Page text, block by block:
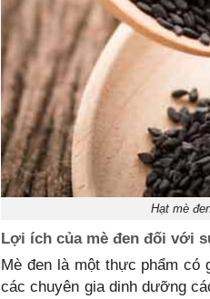
Hạt mè
Lợi ích của mè đen đối với
Mè đen là một thực phẩm có
các chuyên gia dinh dưỡng